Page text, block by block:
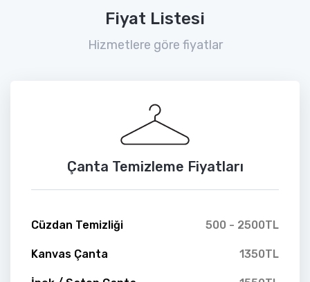
Fiyat Listesi
Hizmetlere göre fiyatlar
Çanta Temizleme Fiyatları
Cüzdan Temizliği 500 - 2500TL
Kanvas Çanta 1350TL